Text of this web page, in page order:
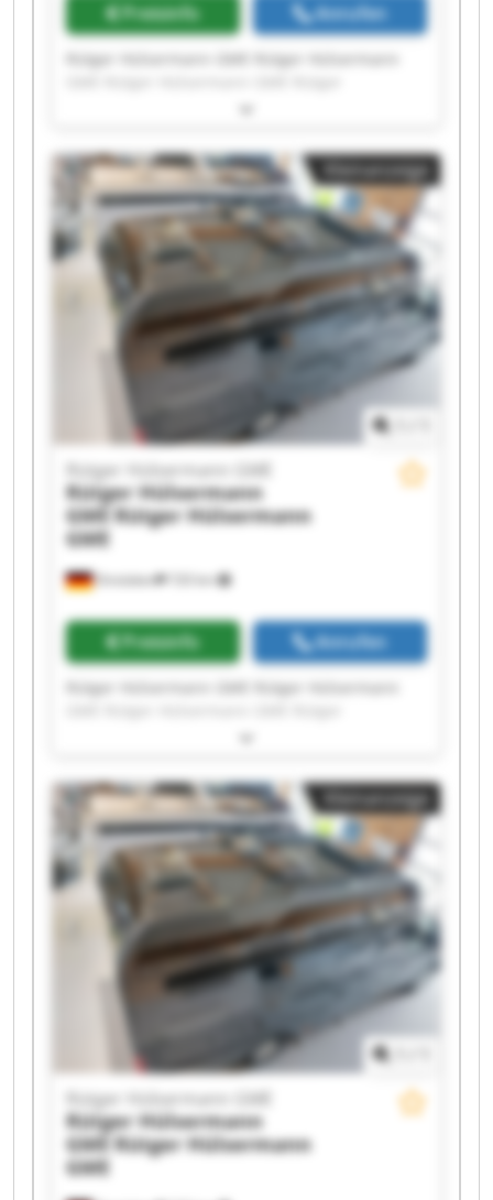
Preisinfo Anrufen
Rütger Hülsermann GME Rütger Hülsermann
Hülsermann GME Rütger Hülsermann GME
GME Rütger Hülsermann GME Rütger
Hülsermann GME Rütger Hülsermann GME
Rütger Hülsermann GME Rütger Hülsermann
GME Rütger Hülsermann GME Rütger
Hülsermann GME Rütger Hülsermann GME
Rütger Hülsermann GME Rütger Hülsermann
GME Rütger Hülsermann GME Rütger
Hülsermann GME Rütger Hülsermann GME
Kleinanzeige
Dinslaken 720 km
Rütger Hülsermann GME
Rütger Hülsermann
GME Rütger Hülsermann
GME
Preisinfo Anrufen
Rütger Hülsermann GME Rütger Hülsermann
Hülsermann GME Rütger Hülsermann GME
GME Rütger Hülsermann GME Rütger
Hülsermann GME Rütger Hülsermann GME
Rütger Hülsermann GME Rütger Hülsermann
GME Rütger Hülsermann GME Rütger
Hülsermann GME Rütger Hülsermann GME
Rütger Hülsermann GME Rütger Hülsermann
GME Rütger Hülsermann GME Rütger
Hülsermann GME Rütger Hülsermann GME
Kleinanzeige
Rütger Hülsermann GME
Rütger Hülsermann
GME Rütger Hülsermann
GME